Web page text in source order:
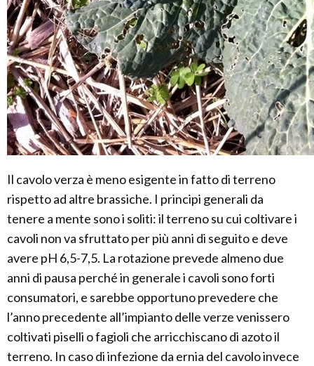
Il cavolo verza è meno esigente in fatto di terreno
rispetto ad altre brassiche. I principi generali da
tenere a mente sono i soliti: il terreno su cui coltivare i
cavoli non va sfruttato per più anni di seguito e deve
avere pH 6,5-7,5. La rotazione prevede almeno due
anni di pausa perché in generale i cavoli sono forti
consumatori, e sarebbe opportuno prevedere che
l’anno precedente all’impianto delle verze venissero
coltivati piselli o fagioli che arricchiscano di azoto il
terreno. In caso di infezione da ernia del cavolo invece